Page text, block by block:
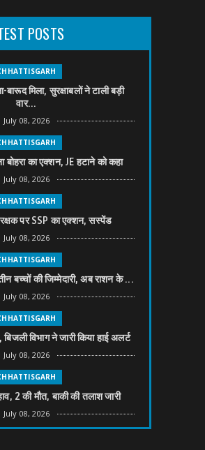
POSTS
मिला, सुरक्षाबलों ने टाली बड़ी
वार...
July 08, 2026
बोहरा का एक्शन, JE हटाने को कहा
July 08, 2026
पर SSP का एक्शन, सस्पेंड
July 08, 2026
बच्चों की जिम्मेदारी, अब राशन के ...
July 08, 2026
विभाग ने जारी किया हाई अलर्ट
July 08, 2026
2 की मौत, बाकी की तलाश जारी
July 08, 2026